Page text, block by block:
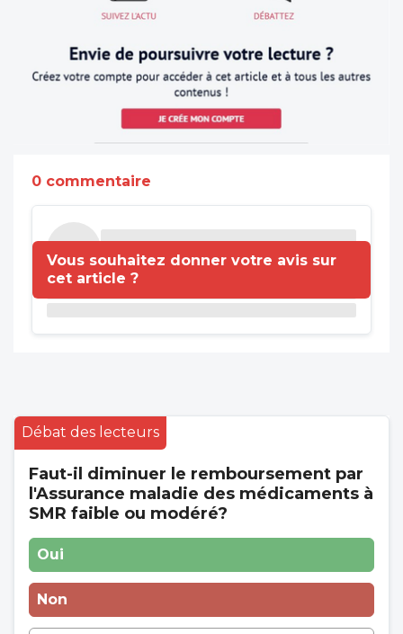
0 commentaire
Vous souhaitez donner votre avis sur
cet article ?
Débat des lecteurs
Faut-il diminuer le remboursement par
l'Assurance maladie des médicaments à
SMR faible ou modéré?
Oui
Non